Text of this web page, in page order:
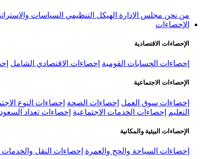
من نحن مجلس الإدارة الهيكل التنظيمي السياسات
الإحصاءات
الإحصاءات الاقتصادية
إحصاءات الحسابات القومية إحصاءات الاقتصادي الشامل
الإحصاءات الاجتماعية
إحصاءات سوق العمل إحصاءات الصحة إحصاءات النوع
التعليم
إحصاءات الخدمات الاجتماعية إحصاءات تعداد السعودية
الإحصاءات البيئية والمكانية
إحصاءات السياحة والحج والعمرة إحصاءات النقل والخدمات